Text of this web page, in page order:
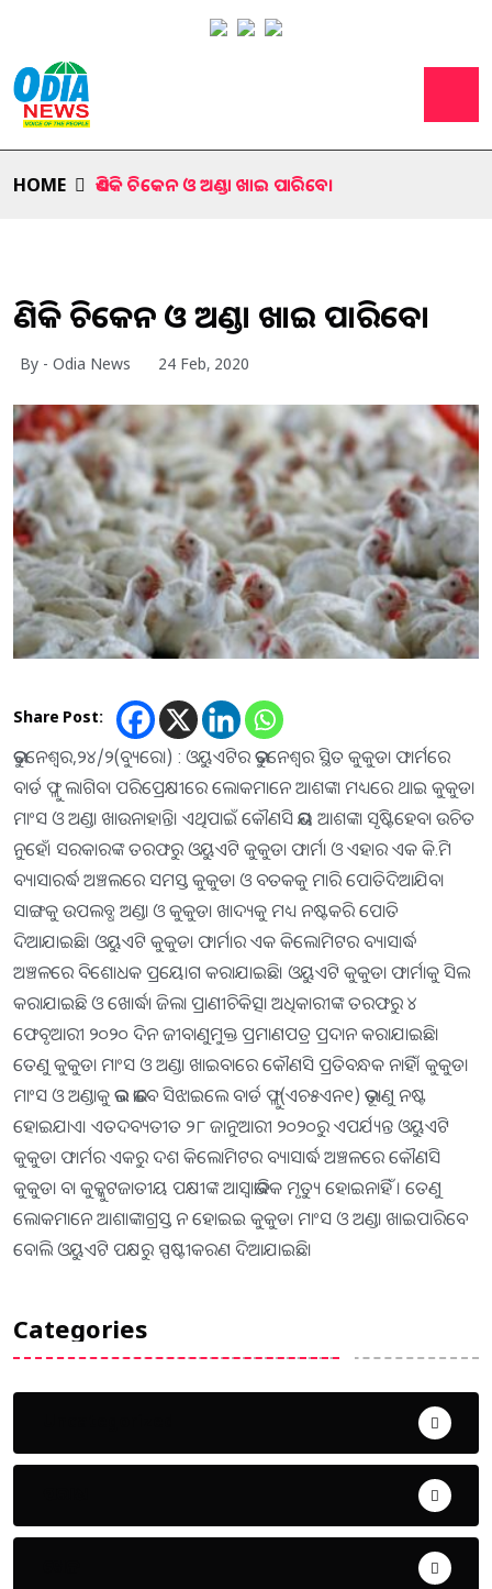
HOME ଏଣିକି ଚିକେନ ଓ ଅଣ୍ଡା ଖାଇ ପାରିବେ।
ଏଣିକି ଚିକେନ ଓ ଅଣ୍ଡା ଖାଇ ପାରିବେ।
By - Odia News 24 Feb, 2020
Share Post:
ଭୁବନେଶ୍ବର,୨୪/୨(ବ୍ୟୁରୋ) : ଓୟୁଏଟିର ଭୁବନେଶ୍ବର ସ୍ଥିତ କୁକୁଡା ଫାର୍ମରେ
ବାର୍ଡ ଫ୍ଲୁ ଲାଗିବା ପରିପ୍ରେକ୍ଷୀରେ ଲୋକମାନେ ଆଶଙ୍କା ମଧ୍ୟରେ ଥାଇ କୁକୁଡା
ମାଂସ ଓ ଅଣ୍ଡା ଖାଉନାହାନ୍ତି। ଏଥିପାଇଁ କୌଣସି ଭୟ ଆଶଙ୍କା ସୃଷ୍ଟିହେବା ଉଚିତ
ନୁହେଁ। ସରକାରଙ୍କ ତରଫରୁ ଓୟୁଏଟି କୁକୁଡା ଫାର୍ମା ଓ ଏହାର ଏକ କି.ମି
ବ୍ୟାସାରର୍ଦ୍ଧ ଅଞ୍ଚଲରେ ସମସ୍ତ କୁକୁଡା ଓ ବତକକୁ ମାରି ପୋତିଦିଆଯିବା
ସାଙ୍ଗକୁ ଉପଲବ୍ଧ ଅଣ୍ଡା ଓ କୁକୁଡା ଖାଦ୍ୟକୁ ମଧ୍ୟ ନଷ୍ଟକରି ପୋତି
ଦିଆଯାଇଛି। ଓୟୁଏଟି କୁକୁଡା ଫାର୍ମାର ଏକ କିଲୋମିଟର ବ୍ୟାସାର୍ଦ୍ଧ
ଅଞ୍ଚଳରେ ବିଶୋଧକ ପ୍ରୟୋଗ କରାଯାଇଛି। ଓୟୁଏଟି କୁକୁଡା ଫାର୍ମାକୁ ସିଲ
କରାଯାଇଛି ଓ ଖୋର୍ଦ୍ଧା ଜିଲା ପ୍ରାଣୀଚିକିତ୍ସା ଅଧିକାରୀଙ୍କ ତରଫରୁ ୪
ଫେବୃଆରୀ ୨୦୨୦ ଦିନ ଜୀବାଣୁମୁକ୍ତ ପ୍ରମାଣପତ୍ର ପ୍ରଦାନ କରାଯାଇଛି।
ତେଣୁ କୁକୁଡା ମାଂସ ଓ ଅଣ୍ଡା ଖାଇବାରେ କୌଣସି ପ୍ରତିବନ୍ଧକ ନାହିଁ। କୁକୁଡା
ମାଂସ ଓ ଅଣ୍ଡାକୁ ଭଲ ଭାବେ ସିଝାଇଲେ ବାର୍ଡ ଫ୍ଲୁ(ଏଚ୫ଏନ୧) ଭୂତାଣୁ ନଷ୍ଟ
ହୋଇଯାଏ। ଏତଦବ୍ୟତୀତ ୨୮ ଜାନୁଆରୀ ୨୦୨୦ରୁ ଏପର୍ଯ୍ୟନ୍ତ ଓୟୁଏଟି
କୁକୁଡା ଫାର୍ମର ଏକରୁ ଦଶ କିଲୋମିଟର ବ୍ୟାସାର୍ଦ୍ଧ ଅଞ୍ଚଳରେ କୌଣସି
କୁକୁଡା ବା କୁକ୍କୁଟଜାତୀୟ ପକ୍ଷୀଙ୍କ ଆସ୍ବାଭାବିକ ମୃତ୍ୟୁ ହୋଇନାହିଁ । ତେଣୁ
ଲୋକମାନେ ଆଶାଙ୍କାଗ୍ରସ୍ତ ନ ହୋଇଇ କୁକୁଡା ମାଂସ ଓ ଅଣ୍ଡା ଖାଇପାରିବେ
ବୋଲି ଓୟୁଏଟି ପକ୍ଷରୁ ସ୍ପଷ୍ଟୀକରଣ ଦିଆଯାଇଛି।
Categories